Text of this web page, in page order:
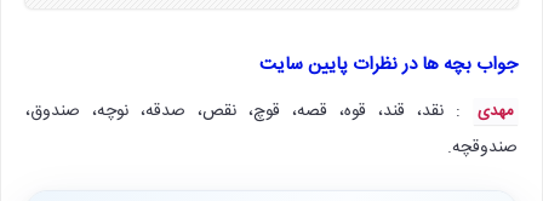
جواب بچه ها در نظرات پایین سایت
مهدی
: نقد، قند، قوه، قصه، قوچ، نقص، صدقه، نوچه، صندوق،
صندوقچه.